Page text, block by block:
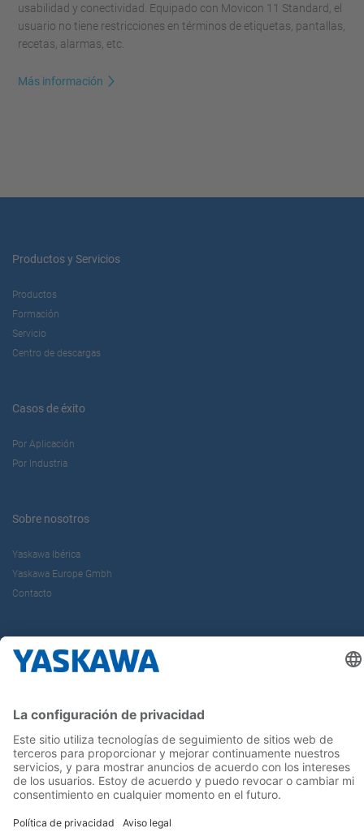
usabilidad y conectividad. Equipado con Movicon 11 Standard, el
usuario no tiene restricciones en términos de etiquetas, pantallas,
recetas, alarmas, etc.
Más información
Productos y Servicios
Productos
Formación
Servicio
Centro de descargas
Casos de éxito
Por Aplicación
Por Industria
Sobre nosotros
Yaskawa Ibérica
Yaskawa Europe Gmbh
Contacto
Política de Privacidad
Cookie Choices